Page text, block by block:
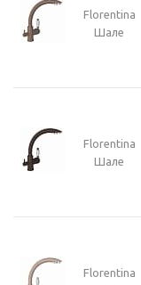
Florentina
Шале
Florentina
Шале
Florentina